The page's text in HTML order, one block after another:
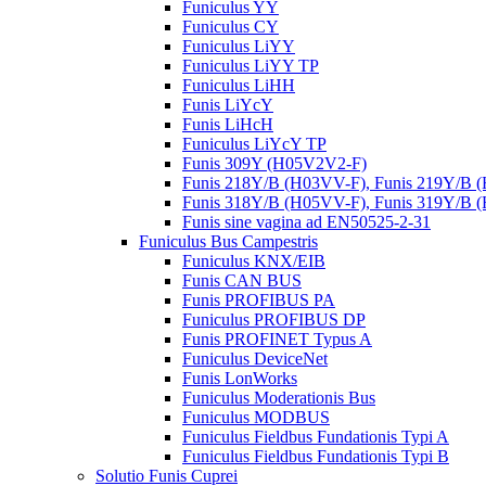
Funiculus YY
Funiculus CY
Funiculus LiYY
Funiculus LiYY TP
Funiculus LiHH
Funis LiYcY
Funis LiHcH
Funiculus LiYcY TP
Funis 309Y (H05V2V2-F)
Funis 218Y/B (H03VV-F), Funis 219Y/B
Funis 318Y/B (H05VV-F), Funis 319Y/B
Funis sine vagina ad EN50525-2-31
Funiculus Bus Campestris
Funiculus KNX/EIB
Funis CAN BUS
Funis PROFIBUS PA
Funiculus PROFIBUS DP
Funis PROFINET Typus A
Funiculus DeviceNet
Funis LonWorks
Funiculus Moderationis Bus
Funiculus MODBUS
Funiculus Fieldbus Fundationis Typi A
Funiculus Fieldbus Fundationis Typi B
Solutio Funis Cuprei